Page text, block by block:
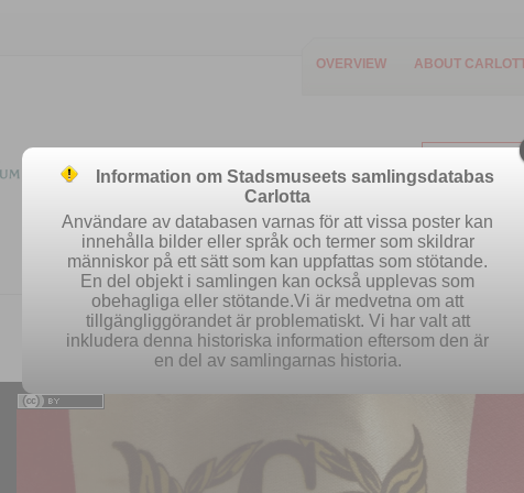
OVERVIEW ABOUT
Easy search Advanced search
Information om Stadsmuseets samlingsdatabas
Carlotta
Användare av databasen varnas för att vissa poster kan
innehålla bilder eller språk och termer som skildrar
människor på ett sätt som kan uppfattas som stötande.
En del objekt i samlingen kan också upplevas som
obehagliga eller stötande.Vi är medvetna om att
tillgängliggörandet är problematiskt. Vi har valt att
inkludera denna historiska information eftersom den är
en del av samlingarnas historia.